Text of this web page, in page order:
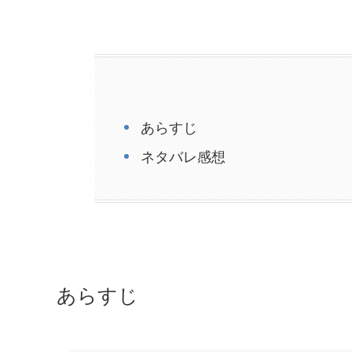
あらすじ
ネタバレ感想
あらすじ